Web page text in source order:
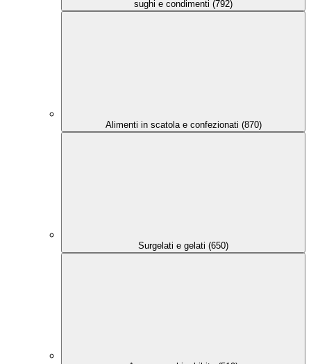
sughi e condimenti (792)
Alimenti in scatola e confezionati (870)
Surgelati e gelati (650)